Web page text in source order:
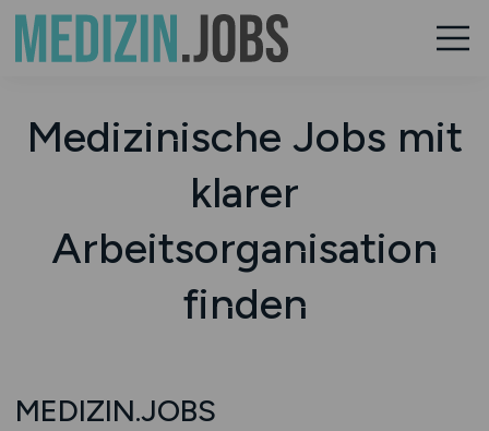
Medizinische Jobs mit
klarer
Arbeitsorganisation
finden
MEDIZIN.JOBS